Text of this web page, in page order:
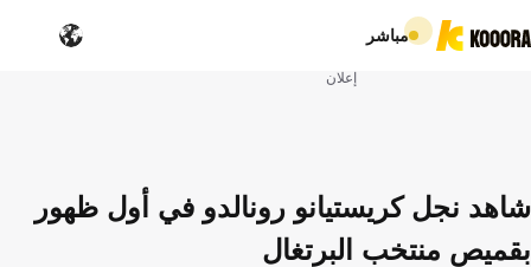
مباشر
إعلان
شاهد نجل كريستيانو رونالدو في أول ظهور
بقميص منتخب البرتغال